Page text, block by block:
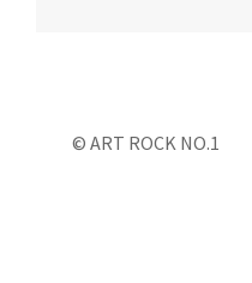
© ART ROCK NO.1